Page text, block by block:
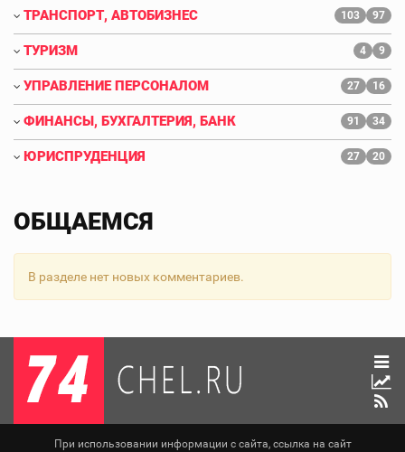
ТРАНСПОРТ, АВТОБИЗНЕС 97
103
ТУРИЗМ 9
4
УПРАВЛЕНИЕ ПЕРСОНАЛОМ 16
27
ФИНАНСЫ, БУХГАЛТЕРИЯ, БАНК 34
91
ЮРИСПРУДЕНЦИЯ 20
27
ОБЩАЕМСЯ
В разделе нет новых комментариев.
При использовании информации с сайта, ссылка на сайт